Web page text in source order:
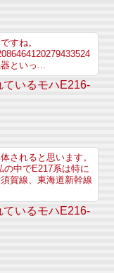
すね。
といっ...
ているモハE216-
されると思います。
の中でE217系は特に
賀線、東海道新幹線
ているモハE216-